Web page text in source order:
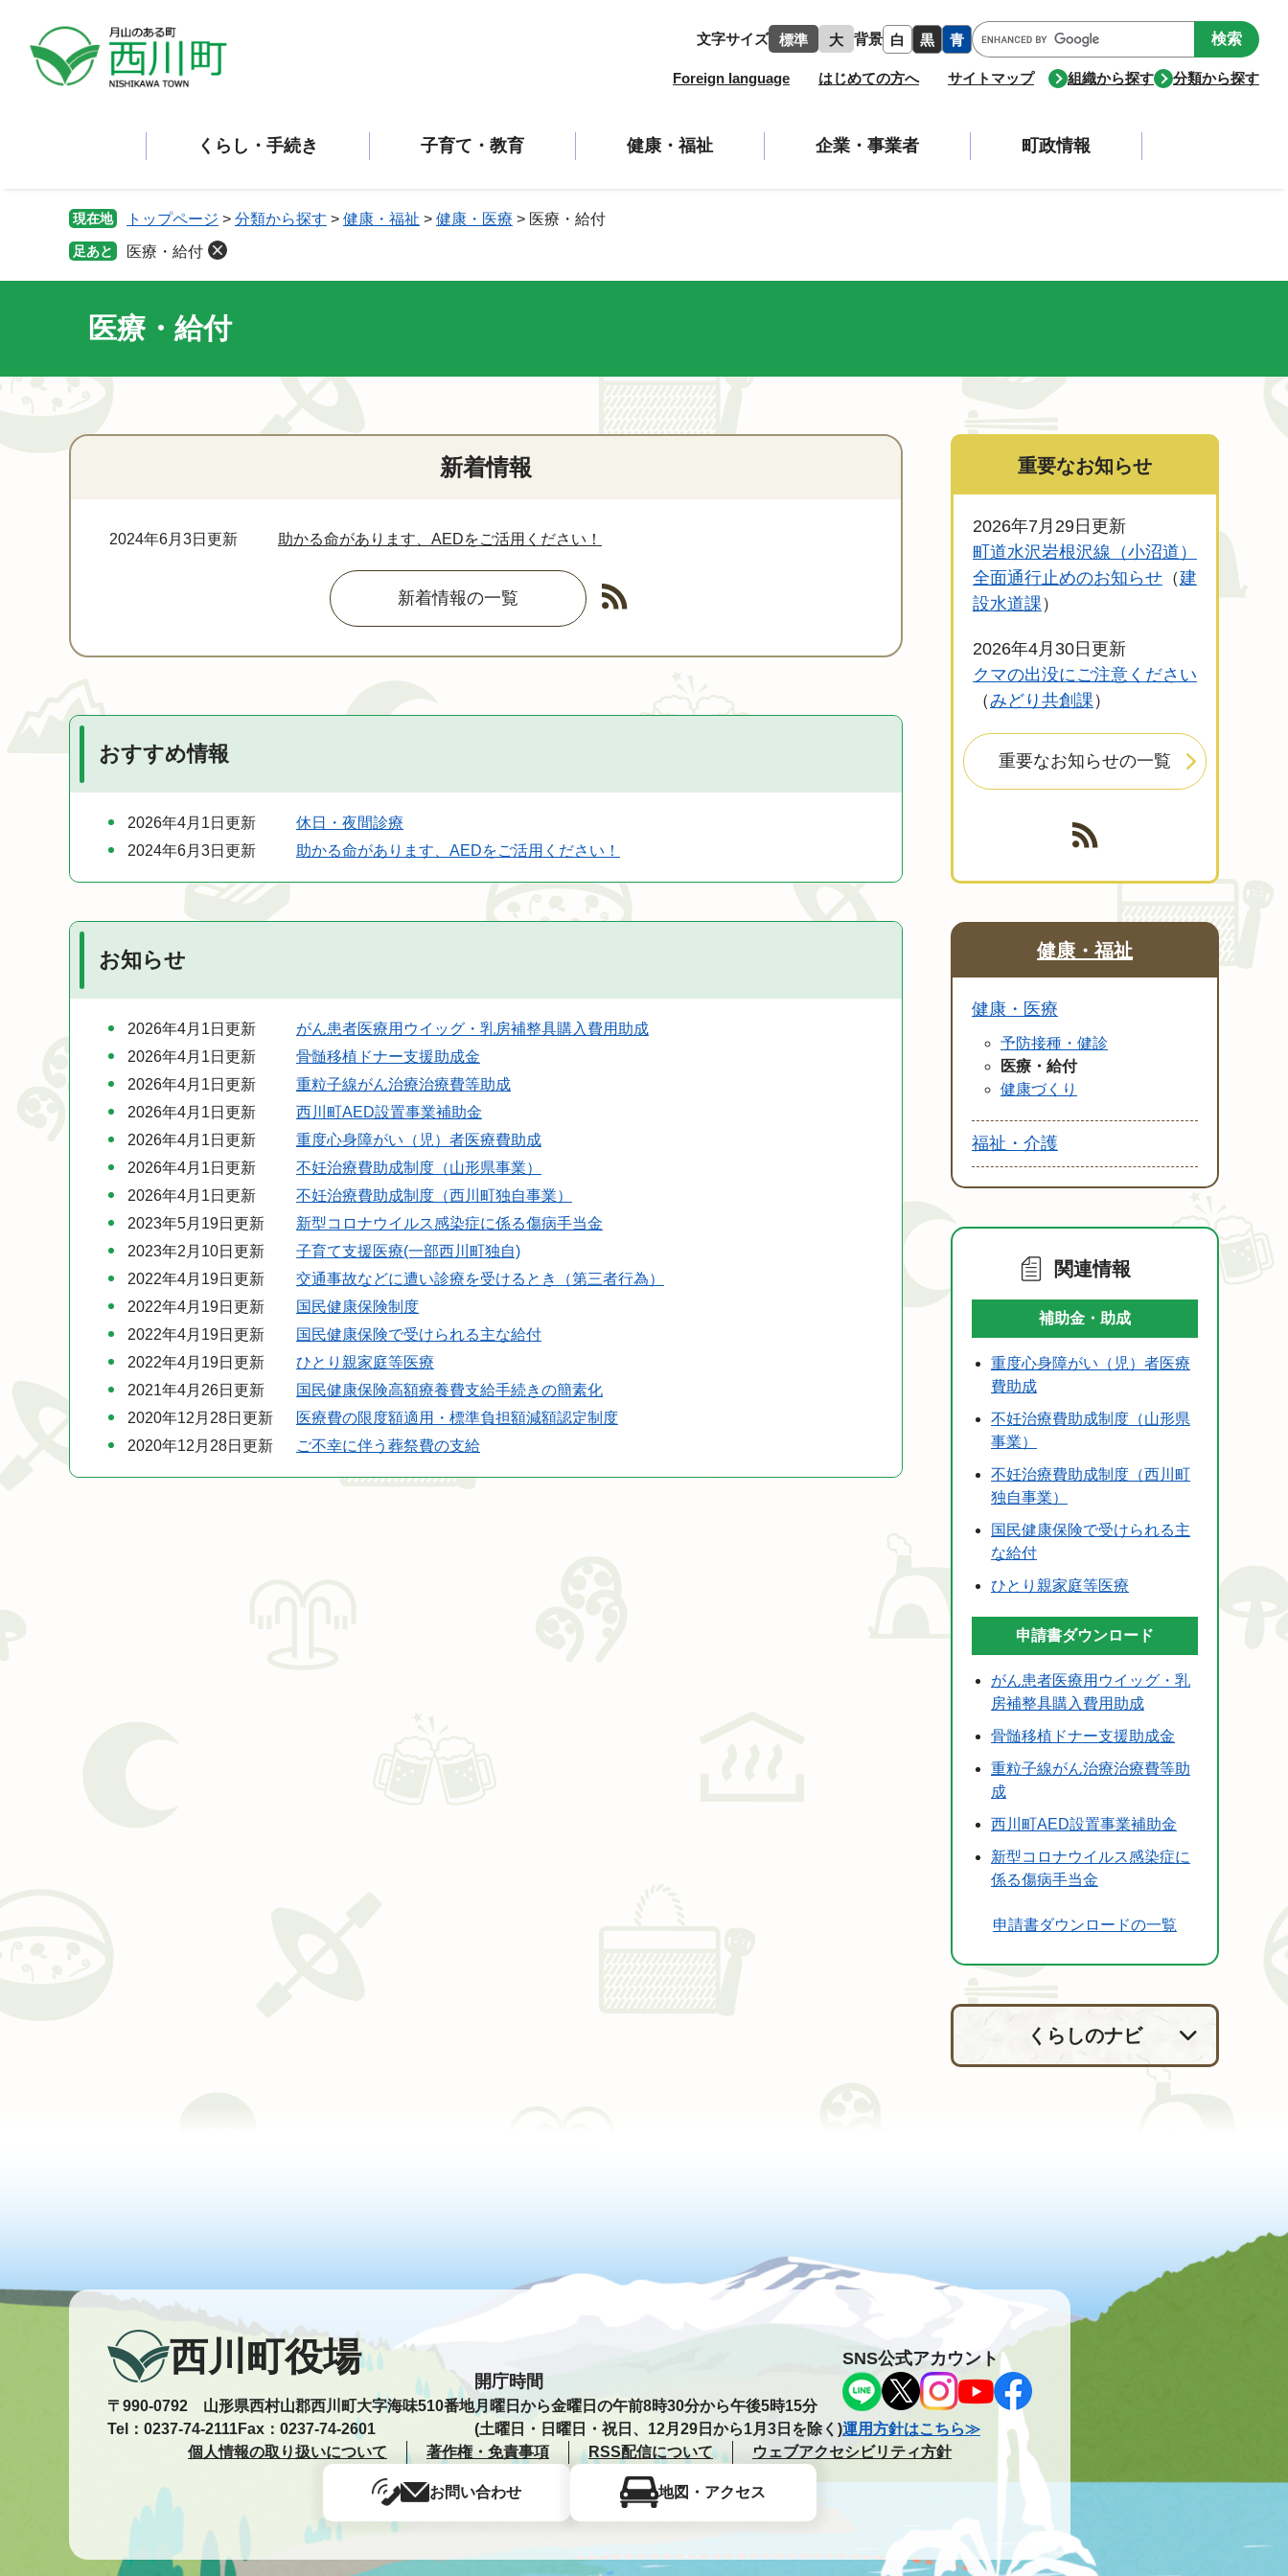
文字サイズ 標準 大 背景 白 黒 青
Google
カ
ス
Foreign language はじめての方へ サイトマップ 組織から探す 分類から探す
くらし・手続き 子育て・教育 健康・福祉 企業・事業者 町政情報
現在地 トップページ > 分類から探す > 健康・福祉 > 健康・医療 > 医療・給付
足あと 医療・給付
医療・給付
本
新着情報
2024年6月3日更新 助かる命があります、AEDをご活用ください！
新着情報の一覧
おすすめ情報
2026年4月1日更新
休日・夜間診療
2024年6月3日更新
助かる命があります、AEDをご活用ください！
お知らせ
2026年4月1日更新
がん患者医療用ウイッグ・乳房補整具購入費用助成
2026年4月1日更新
骨髄移植ドナー支援助成金
2026年4月1日更新
重粒子線がん治療治療費等助成
2026年4月1日更新
西川町AED設置事業補助金
2026年4月1日更新
重度心身障がい（児）者医療費助成
2026年4月1日更新
不妊治療費助成制度（山形県事業）
2026年4月1日更新
不妊治療費助成制度（西川町独自事業）
2023年5月19日更新
新型コロナウイルス感染症に係る傷病手当金
2023年2月10日更新
子育て支援医療(一部西川町独自)
2022年4月19日更新
交通事故などに遭い診療を受けるとき（第三者行為）
2022年4月19日更新
国民健康保険制度
2022年4月19日更新
国民健康保険で受けられる主な給付
2022年4月19日更新
ひとり親家庭等医療
2021年4月26日更新
国民健康保険高額療養費支給手続きの簡素化
2020年12月28日更新
医療費の限度額適用・標準負担額減額認定制度
2020年12月28日更新
ご不幸に伴う葬祭費の支給
重要なお知らせ
2026年7月29日更新
町道水沢岩根沢線（小沼道）
全面通行止めのお知らせ
建
設水道課
2026年4月30日更新
クマの出没にご注意ください
みどり共創課
重要なお知らせの一覧
健康・福祉
健康・医療
予防接種・健診
医療・給付
健康づくり
福祉・介護
関連情報
補助金・助成
重度心身障がい（児）者医療
費助成
不妊治療費助成制度（山形県
事業）
不妊治療費助成制度（西川町
独自事業）
国民健康保険で受けられる主
な給付
ひとり親家庭等医療
申請書ダウンロード
がん患者医療用ウイッグ・乳
房補整具購入費用助成
骨髄移植ドナー支援助成金
重粒子線がん治療治療費等助
成
西川町AED設置事業補助金
新型コロナウイルス感染症に
係る傷病手当金
申請書ダウンロードの一覧
くらしのナビ
西川町役場
〒990-0792 山形県西村山郡西川町大字海味510番地
Tel：0237-74-2111Fax：0237-74-2601
開庁時間
月曜日から金曜日の午前8時30分から午後5時15分
(土曜日・日曜日・祝日、12月29日から1月3日を除く)
SNS公式アカウント
運用方針はこちら≫
個人情報の取り扱いについて
著作権・免責事項 RSS配信について ウェブアクセシビリティ方針
お問い合わせ 地図・アクセス